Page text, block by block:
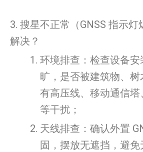
3. 搜星不正常（GNSS 指示
解决？
环境排查：检查设备
旷，是否被建筑物、
有高压线、移动通信
等干扰；
天线排查：确认外置
固，摆放无遮挡，避